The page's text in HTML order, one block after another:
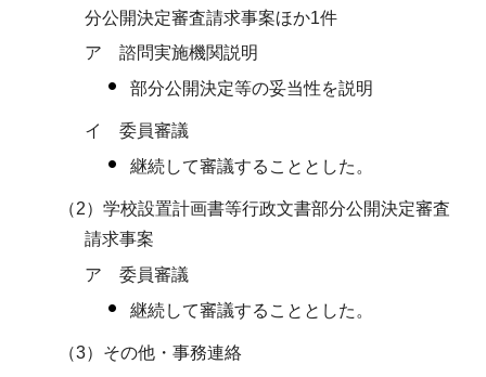
分公開決定審査請求事案ほか1件
ア 諮問実施機関説明
部分公開決定等の妥当性を説明
イ 委員審議
継続して審議することとした。
（2）学校設置計画書等行政文書部分公開決定審査
請求事案
ア 委員審議
継続して審議することとした。
（3）その他・事務連絡